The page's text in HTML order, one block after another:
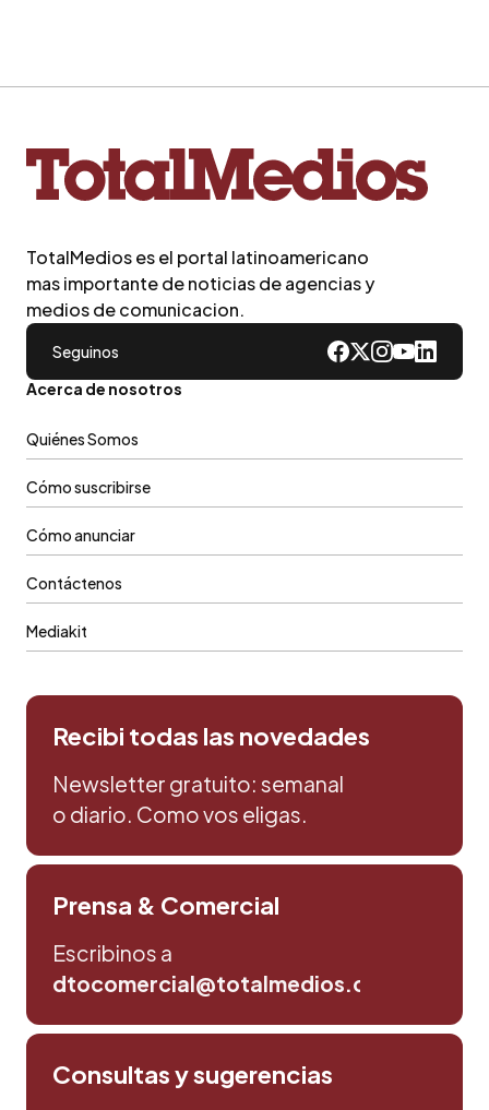
TotalMedios es el portal latinoamericano
mas importante de noticias de agencias y
medios de comunicacion.
Seguinos
Acerca de nosotros
Quiénes Somos
Cómo suscribirse
Cómo anunciar
Contáctenos
Mediakit
Recibi todas las novedades
Newsletter gratuito: semanal
o diario. Como vos eligas.
Prensa & Comercial
Escribinos a
dtocomercial@totalmedios.com
Consultas y sugerencias